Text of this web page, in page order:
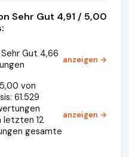
Sehr Gut 4,91 / 5,00
Gut 4,66 anzeigen →
von
61.529
letzten 12
gesamte
anzeigen →